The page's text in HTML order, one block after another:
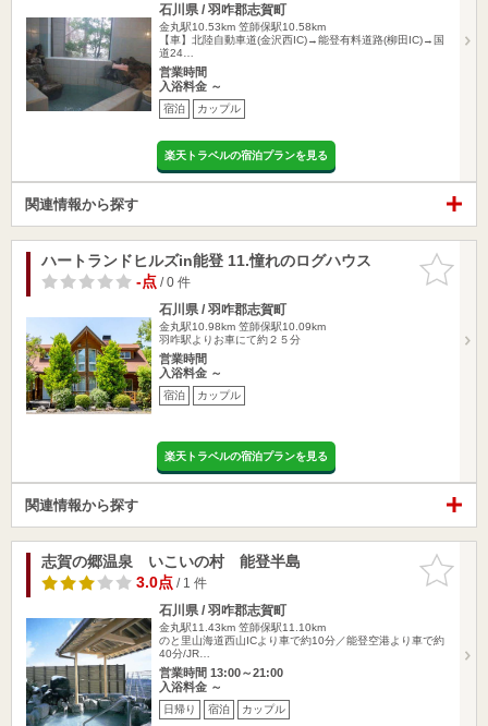
石川県 / 羽咋郡志賀町
金丸駅10.53km 笠師保駅10.58km
【車】北陸自動車道(金沢西IC)→能登有料道路(柳田IC)→国
道24…
営業時間
入浴料金 ～
宿泊 カップル
楽天トラベルの宿泊プランを見る
関連情報から探す
お気に入
りに追加
ハートランドヒルズin能登 11.憧れのログハウス
-点/ 0 件
石川県 / 羽咋郡志賀町
金丸駅10.98km 笠師保駅10.09km
羽咋駅よりお車にて約２５分
営業時間
入浴料金 ～
宿泊 カップル
楽天トラベルの宿泊プランを見る
関連情報から探す
お気に入
りに追加
志賀の郷温泉 いこいの村 能登半島
3.0点/ 1 件
石川県 / 羽咋郡志賀町
金丸駅11.43km 笠師保駅11.10km
のと里山海道西山ICより車で約10分／能登空港より車で約
40分/JR…
営業時間 13:00～21:00
入浴料金 ～
日帰り 宿泊 カップル